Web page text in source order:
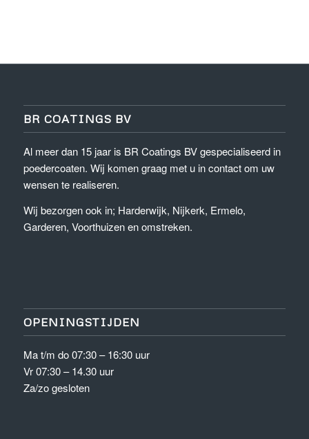
BR COATINGS BV
Al meer dan 15 jaar is BR Coatings BV gespecialiseerd in
poedercoaten. Wij komen graag met u in contact om uw
wensen te realiseren.
Wij bezorgen ook in; Harderwijk, Nijkerk, Ermelo,
Garderen, Voorthuizen en omstreken.
OPENINGSTIJDEN
Ma t/m do 07:30 – 16:30 uur
Vr 07:30 – 14.30 uur
Za/zo gesloten